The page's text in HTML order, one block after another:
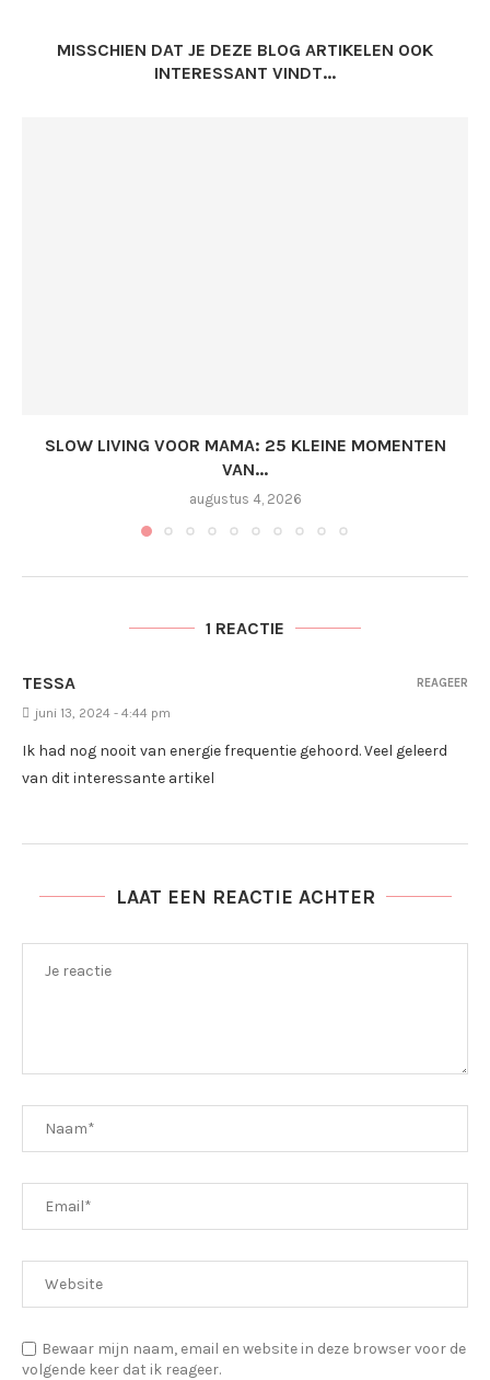
MISSCHIEN DAT JE DEZE BLOG ARTIKELEN OOK
INTERESSANT VINDT...
SLOW LIVING VOOR MAMA: 25 KLEINE MOMENTEN
VAN...
augustus 4, 2026
1 REACTIE
TESSA
juni 13, 2024 - 4:44 pm
Ik had nog nooit van energie frequentie gehoord. Veel geleerd
van dit interessante artikel
REAGEER
LAAT EEN REACTIE ACHTER
Bewaar mijn naam, email en website in deze browser voor de
volgende keer dat ik reageer.